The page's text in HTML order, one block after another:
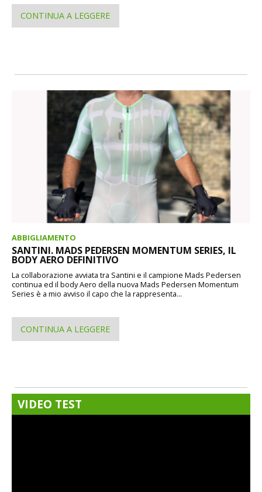
CONTINUA A LEGGERE
ABBIGLIAMENTO
SANTINI. MADS PEDERSEN MOMENTUM SERIES, IL
BODY AERO DEFINITIVO
La collaborazione avviata tra Santini e il campione Mads Pedersen
continua ed il body Aero della nuova Mads Pedersen Momentum
Series è a mio avviso il capo che la rappresenta...
CONTINUA A LEGGERE
VIDEO TEST